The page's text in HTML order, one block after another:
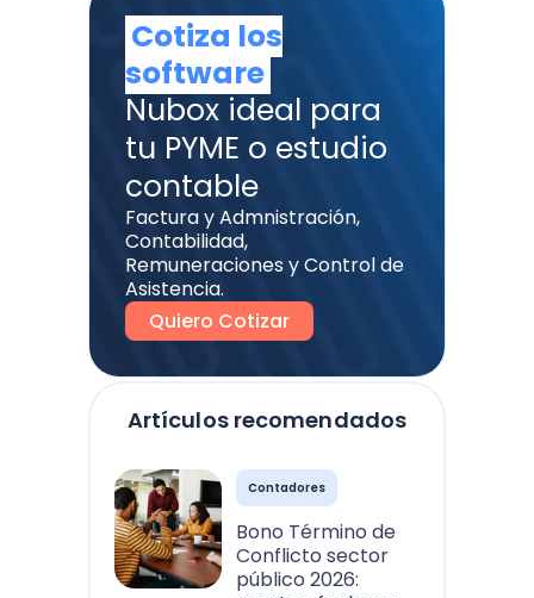
Artículos recomendados
Contadores
Bono Término de
Conflicto sector
público 2026:
Cotiza los
software
Nubox ideal para
tu PYME o estudio
contable
Factura y Admnistración,
Contabilidad,
Remuneraciones y Control de
Asistencia.
Quiero Cotizar